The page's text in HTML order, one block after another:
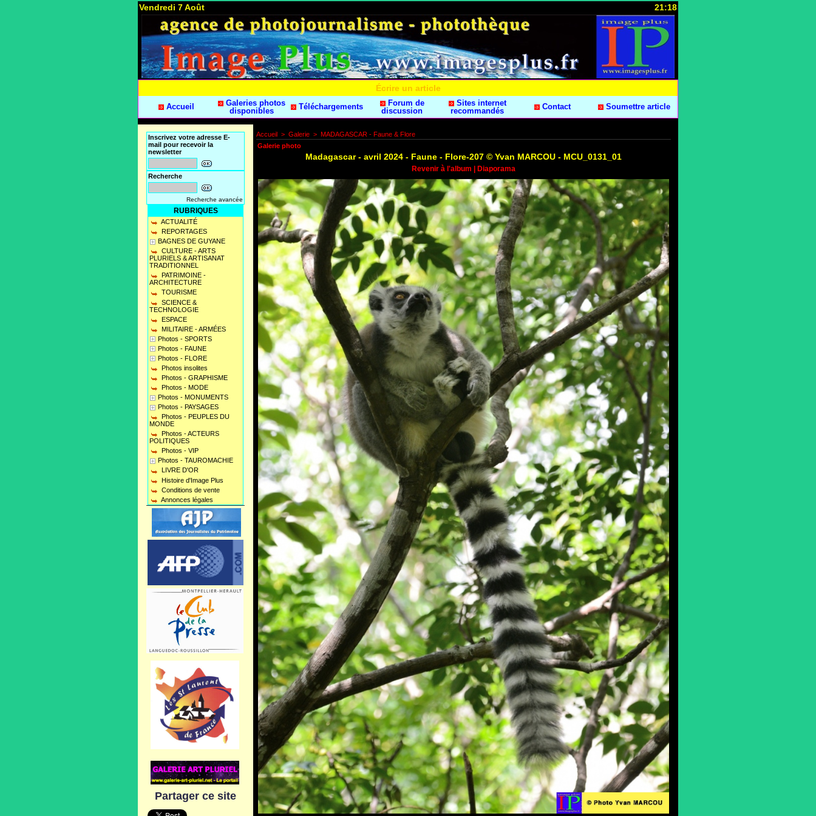
Vendredi 7 Août 21:18
Écrire un article
Accueil
Galeries photos
disponibles
Téléchargements
Forum de
discussion
Sites internet
recommandés
Contact Soumettre article
Inscrivez votre adresse E-
mail pour recevoir la
newsletter
Recherche
Recherche avancée
RUBRIQUES
ACTUALITÉ
REPORTAGES
BAGNES DE GUYANE
CULTURE - ARTS
PLURIELS & ARTISANAT
TRADITIONNEL
PATRIMOINE -
ARCHITECTURE
TOURISME
SCIENCE &
TECHNOLOGIE
ESPACE
MILITAIRE - ARMÉES
Photos - SPORTS
Photos - FAUNE
Photos - FLORE
Photos insolites
Photos - GRAPHISME
Photos - MODE
Photos - MONUMENTS
Photos - PAYSAGES
Photos - PEUPLES DU
MONDE
Photos - ACTEURS
POLITIQUES
Photos - VIP
Photos - TAUROMACHIE
LIVRE D'OR
Histoire d'Image Plus
Conditions de vente
Annonces légales
Partager ce site
Accueil > Galerie > MADAGASCAR - Faune & Flore
Galerie photo
Madagascar - avril 2024 - Faune - Flore-207 © Yvan MARCOU - MCU_0131_01
Revenir à l'album Diaporama